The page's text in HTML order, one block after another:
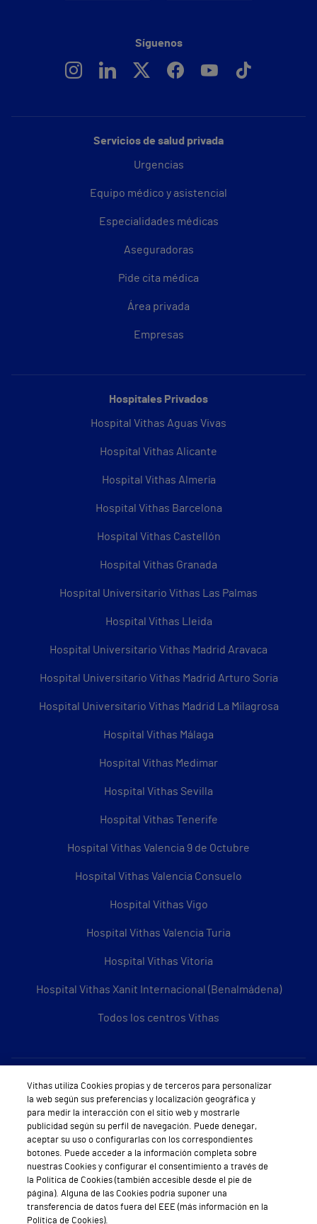
Servicios de salud privada
Urgencias
Equipo médico y asistencial
Especialidades médicas
Aseguradoras
Pide cita médica
Área privada
Empresas
Hospitales Privados
Hospital Vithas Aguas Vivas
Hospital Vithas Alicante
Hospital Vithas Almería
Hospital Vithas Barcelona
Hospital Vithas Castellón
Hospital Vithas Granada
Hospital Universitario Vithas Las Palmas
Hospital Vithas Lleida
Hospital Universitario Vithas Madrid Aravaca
Hospital Universitario Vithas Madrid Arturo Soria
Hospital Universitario Vithas Madrid La Milagrosa
Hospital Vithas Málaga
Hospital Vithas Medimar
Hospital Vithas Sevilla
Hospital Vithas Tenerife
Hospital Vithas Valencia 9 de Octubre
Hospital Vithas Valencia Consuelo
Hospital Vithas Vigo
Hospital Vithas Valencia Turia
Hospital Vithas Vitoria
Hospital Vithas Xanit Internacional (Benalmádena)
Todos los centros Vithas
Sobre Vithas
Quiénes somos
Trabajar en Vithas
Teléfono Cita Médica
Teléfono Atención al Cliente
Política de seguridad y salud en el trabajo
Síguenos
Vithas utiliza Cookies propias y de terceros para personalizar
la web según sus preferencias y localización geográfica y
para medir la interacción con el sitio web y mostrarle
publicidad según su perfil de navegación. Puede denegar,
aceptar su uso o configurarlas con los correspondientes
botones. Puede acceder a la información completa sobre
nuestras Cookies y configurar el consentimiento a través de
la Política de Cookies (también accesible desde el pie de
página). Alguna de las Cookies podría suponer una
transferencia de datos fuera del EEE (más información en la
Política de Cookies).